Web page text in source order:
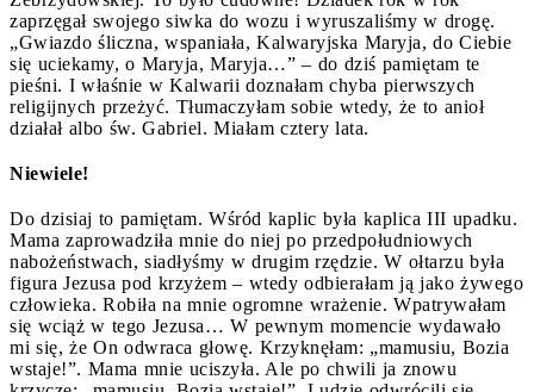
zaprzęgał swojego siwka do wozu i wyruszaliśmy w drogę.
„Gwiazdo śliczna, wspaniała, Kalwaryjska Maryja, do Ciebie
się uciekamy, o Maryja, Maryja…” – do dziś pamiętam te
pieśni. I właśnie w Kalwarii doznałam chyba pierwszych
religijnych przeżyć. Tłumaczyłam sobie wtedy, że to anioł
działał albo św. Gabriel. Miałam cztery lata.
Niewiele!
Do dzisiaj to pamiętam. Wśród kaplic była kaplica III upadku.
Mama zaprowadziła mnie do niej po przedpołudniowych
nabożeństwach, siadłyśmy w drugim rzędzie. W ołtarzu była
figura Jezusa pod krzyżem – wtedy odbierałam ją jako żywego
człowieka. Robiła na mnie ogromne wrażenie. Wpatrywałam
się wciąż w tego Jezusa… W pewnym momencie wydawało
mi się, że On odwraca głowę. Krzyknęłam: „mamusiu, Bozia
wstaje!”. Mama mnie uciszyła. Ale po chwili ja znowu